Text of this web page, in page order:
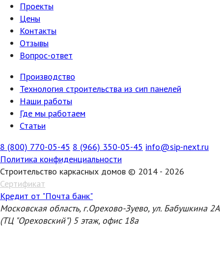
Проекты
Цены
Контакты
Отзывы
Вопрос-ответ
Производство
Технология строительства из сип панелей
Наши работы
Где мы работаем
Статьи
8 (800) 770-05-45 8 (966) 350-05-45 info@sip-next.ru
Политика конфиденциальности
Строительство каркасных домов © 2014 - 2026
Сертификат
Кредит от "Почта банк"
Московская область, г.Орехово-Зуево, ул. Бабушкина 2А
(ТЦ "Ореховский") 5 этаж, офис 18а